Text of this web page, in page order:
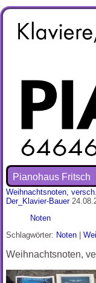
Pianohaus Fritsch
Weihnachtsnoten,
Der_Klavier-Bauer
Noten
Schlagwörter: Noten|
Weihnachtsnoten,